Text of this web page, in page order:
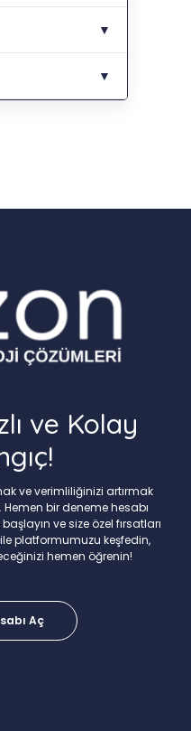
▼
▼
ve Kolay
ve verimliliğinizi artırmak
bir deneme hesabı
ve size özel fırsatları
platformumuzu keşfedin,
hemen öğrenin!
Aç